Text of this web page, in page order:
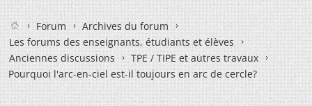
Forum
Archives du forum
Les forums des enseignants, étudiants et élèves
Anciennes discussions
TPE / TIPE et autres travaux
Pourquoi l'arc-en-ciel est-il toujours en arc de cercle?